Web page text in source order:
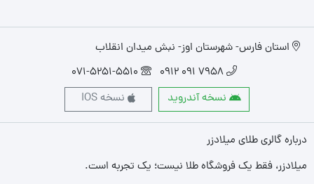
استان فارس- شهرستان اوز- نبش میدان انقلاب
7958 091 0912
071-5251-5510
نسخه آندروید
نسخه IOS
درباره گالری طلای میلادزر
میلادزر، فقط یک فروشگاه طلا نیست؛ یک تجربه‌ است.